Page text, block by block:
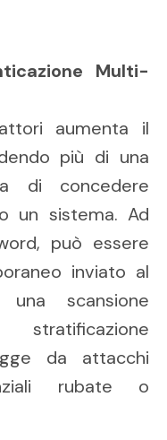
Multi-
aumenta il
più di una
di concedere
un sistema. Ad
può essere
inviato al
scansione
da attacchi
rubate o